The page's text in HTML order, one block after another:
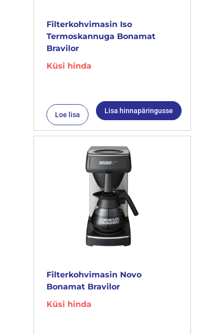
Filterkohvimasin Iso
Termoskannuga Bonamat
Bravilor
Küsi hinda
Loe lisa Lisa hinnapäringusse
Filterkohvimasin Novo
Bonamat Bravilor
Küsi hinda